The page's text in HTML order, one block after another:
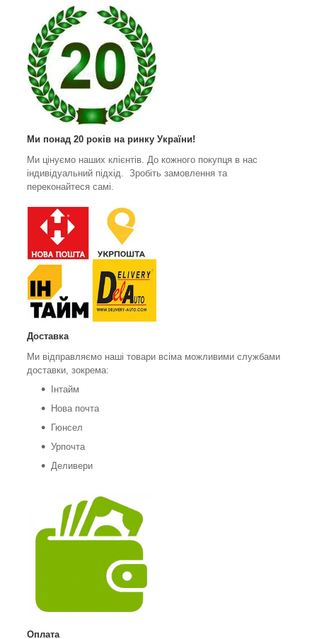
Ми понад 20 років на ринку України!
Ми цінуємо наших клієнтів. До кожного покупця в нас
індивідуальний підхід. Зробіть замовлення та
переконайтеся самі.
Доставка
Ми відправляємо наші товари всіма можливими службами
доставки, зокрема:
Інтайм
Нова почта
Гюнсел
Урпочта
Деливери
Оплата